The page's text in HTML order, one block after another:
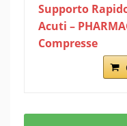
Supporto
Acuti –
Compresse